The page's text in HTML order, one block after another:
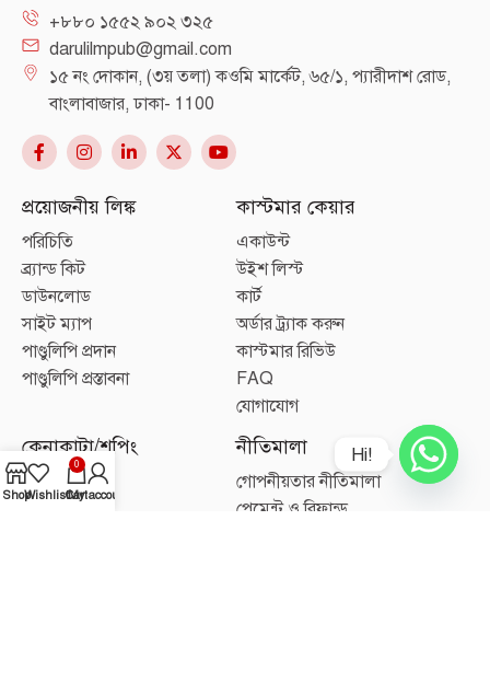
+৮৮০ ১৫৫২ ৯০২ ৩২৫
darulilmpub@gmail.com
১৫ নং দোকান, (৩য় তলা) কওমি মার্কেট, ৬৫/১, প্যারীদাশ রোড,
বাংলাবাজার, ঢাকা- 1100
প্রয়োজনীয় লিঙ্ক
পরিচিতি
ব্র্যান্ড কিট
ডাউনলোড
সাইট ম্যাপ
পাণ্ডুলিপি প্রদান
পাণ্ডুলিপি প্রস্তাবনা
কাস্টমার কেয়ার
একাউন্ট
উইশ লিস্ট
কার্ট
অর্ডার ট্র্যাক করুন
কাস্টমার রিভিউ
FAQ
যোগাযোগ
কেনাকাটা/শপিং
বই
পাঠরুচি
নীতিমালা
গোপনীয়তার নীতিমালা
পেমেন্ট ও রিফান্ড
ShopWishlist
0
Cart
My account
Hi!